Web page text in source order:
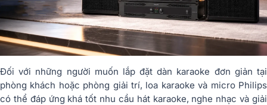
Đối với những người muốn lắp đặt dàn karaoke đơn giản tại
phòng khách hoặc phòng giải trí, loa karaoke và micro Philips
có thể đáp ứng khá tốt nhu cầu hát karaoke, nghe nhạc và giải